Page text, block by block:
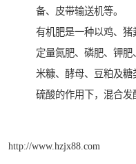
备、皮带输送机等。
有机肥是一种以鸡、
定量氮肥、磷肥、钾
米糠、酵母、豆粕及
硫酸的作用下，混合发
http://www.hzjx88.com